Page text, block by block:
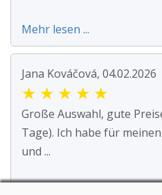
Mehr lesen ...
Jana Kováčová, 04.02.2026
★ ★ ★ ★ ★
Große Auswahl, gute
Tage). Ich habe für
und ...